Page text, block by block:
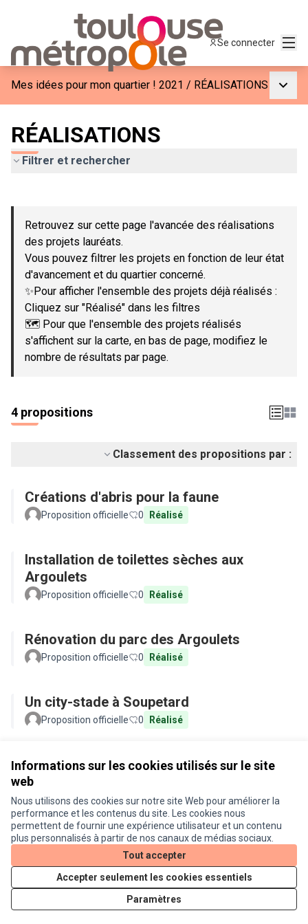
Informations sur les cookies utilisés sur le site
web
Nous utilisons des cookies sur notre site Web pour améliorer la
performance et les contenus du site. Les cookies nous
permettent de fournir une expérience utilisateur et un contenu
plus personnalisés à partir de nos canaux de médias sociaux.
Tout accepter
Accepter seulement les cookies essentiels
Paramètres
Se connecter
Mes idées pour mon quartier ! 2021 / RÉALISATIONS
RÉALISATIONS
Filtrer et rechercher
−
Retrouvez sur cette page l'avancée des réalisations
des projets lauréats.
Vous pouvez filtrer les projets en fonction de leur état
d'avancement et du quartier concerné.
✨Pour afficher l'ensemble des projets déjà réalisés :
Cliquez sur "Réalisé" dans les filtres
🗺️ Pour que l'ensemble des projets réalisés
s'affichent sur la carte, en bas de page, modifiez le
nombre de résultats par page.
4 propositions
Classement des propositions par :
Créations d'abris pour la faune
Proposition officielle 0 Réalisé
Installation de toilettes sèches aux
Argoulets
Proposition officielle 0 Réalisé
Rénovation du parc des Argoulets
Proposition officielle 0 Réalisé
Un city-stade à Soupetard
Proposition officielle 0 Réalisé
Conditions d'utilisation
Paramètres des cookies
Je participe ! sur X
(Lien externe)
Je participe ! sur Facebook
Je participe ! sur Instagram
Site réalisé grâce aulogiciel libre Decidim .
Licence
(Lien